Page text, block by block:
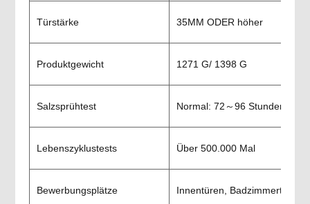
Türstärke 35MM ODER höher
Produktgewicht 1271 G/ 1398 G
Salzsprühtest Normal: 72～96 Stunden，
Lebenszyklustests Über 500.000 Mal
Bewerbungsplätze Innentüren, Badzimmertür,